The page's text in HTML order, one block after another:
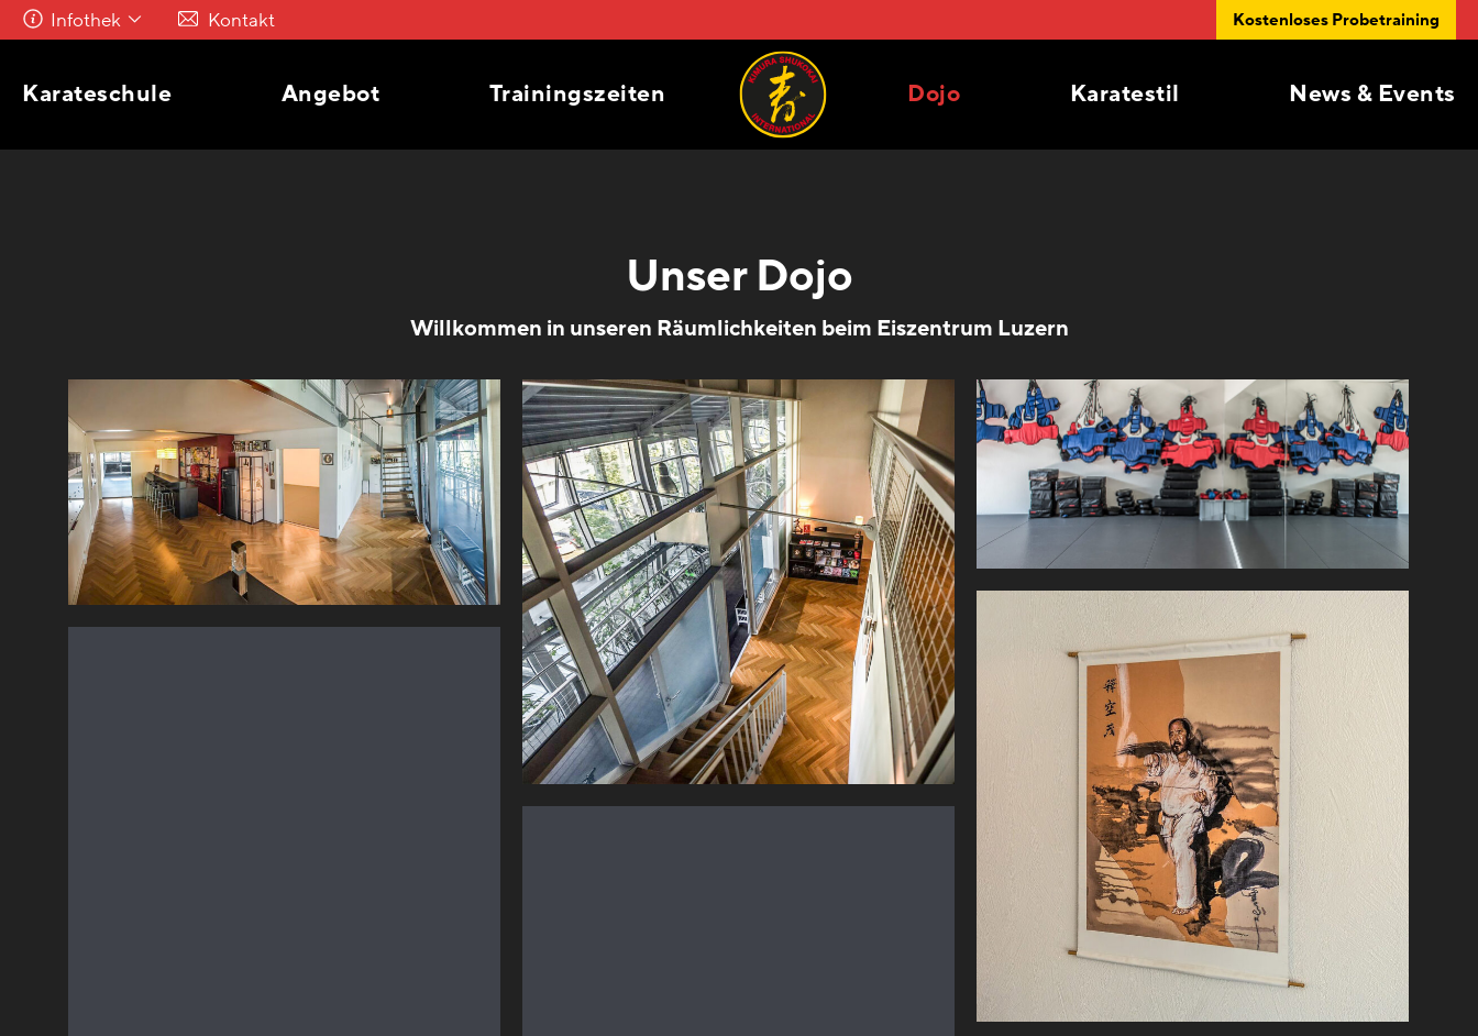
Karateschule Angebot Trainingszeiten Dojo Karatestil News & Events
Infothek Kontakt Kostenloses Probetraining
Unser Dojo
Willkommen in unseren Räumlichkeiten beim Eiszentrum Luzern